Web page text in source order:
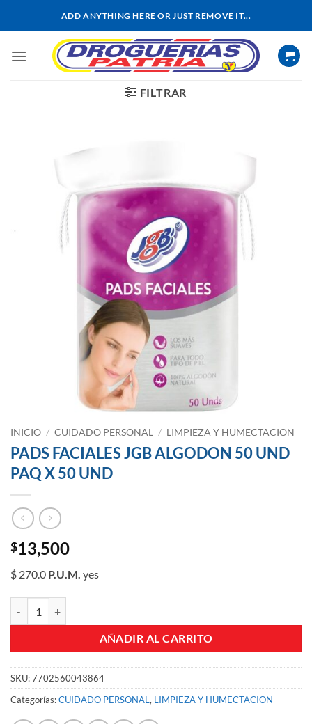
ADD ANYTHING HERE OR JUST REMOVE IT...
FILTRAR
INICIO / CUIDADO PERSONAL / LIMPIEZA Y HUMECTACION
PADS FACIALES JGB ALGODON 50 UND
PAQ X 50 UND
$13,500
$ 270.0 P.U.M. yes
AÑADIR AL CARRITO
SKU:7702560043864
Categorías:CUIDADO PERSONAL, LIMPIEZA Y HUMECTACION